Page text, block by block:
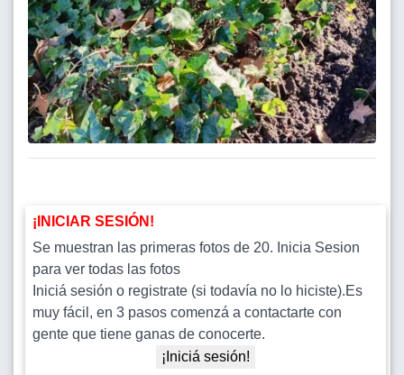
¡INICIAR SESIÓN!
Se muestran las primeras fotos de 20. Inicia Sesion
para ver todas las fotos
Iniciá sesión o registrate (si todavía no lo hiciste).Es
muy fácil, en 3 pasos comenzá a contactarte con
gente que tiene ganas de conocerte.
¡Iniciá sesión!